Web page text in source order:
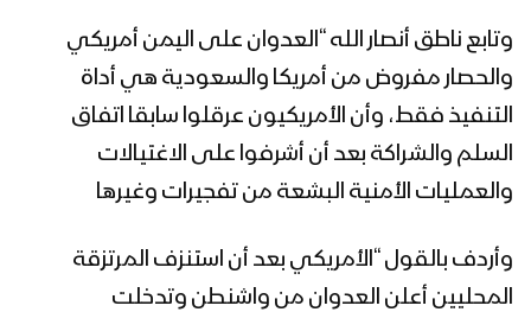
وتابع ناطق أنصار الله “العدوان على اليمن أمريكي
والحصار مفروض من أمريكا والسعودية هي أداة
التنفيذ فقط، وأن الأمريكيون عرقلوا سابقا اتفاق
السلم والشراكة بعد أن أشرفوا على الاغتيالات
والعمليات الأمنية البشعة من تفجيرات وغيرها
وأردف بالقول “الأمريكي بعد أن استنزف المرتزقة
المحليين أعلن العدوان من واشنطن وتدخلت